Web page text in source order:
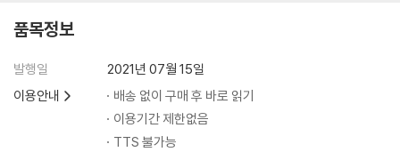
품목정보
발행일
2021년 07월 15일
이용안내
배송 없이 구매 후 바로 읽기
이용기간 제한없음
TTS 불가능